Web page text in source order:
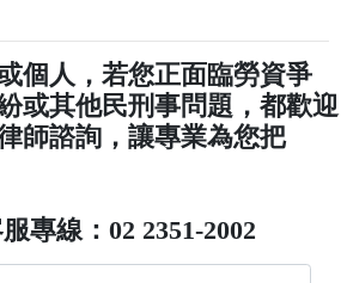
個人，若您正面臨勞資爭
或其他民刑事問題，都歡迎
師諮詢，讓專業為您把
專線：02 2351-2002